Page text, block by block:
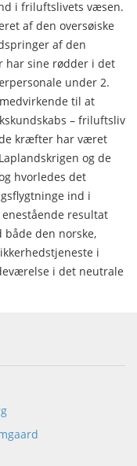
i friluftslivets væsen.
af den oversøiske
af den
har sine rødder i det
under 2.
til at
– friluftsliv
kræfter har været
og de
hvorledes det
ind i
resultat
den norske,
i
i det neutrale